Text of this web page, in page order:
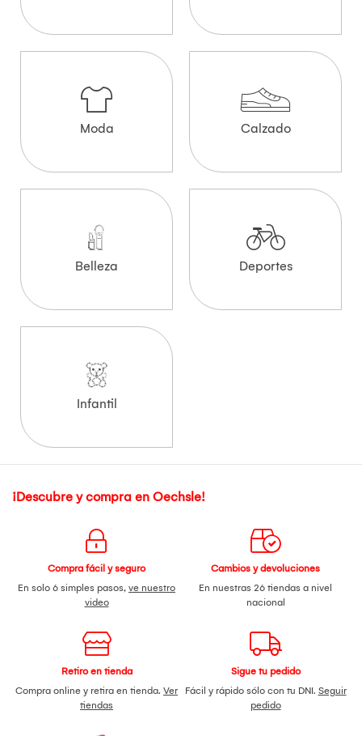
Moda Calzado
Belleza Deportes
Infantil
¡Descubre y compra en Oechsle!
Compra fácil y seguro
En solo 6 simples pasos, ve nuestro
video
Cambios y devoluciones
En nuestras 26 tiendas a nivel
nacional
Retiro en tienda
Compra online y retira en tienda. Ver
tiendas
Sigue tu pedido
Fácil y rápido sólo con tu DNI. Seguir
pedido